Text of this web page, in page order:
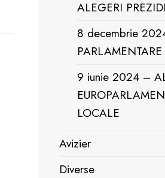
ALEGERI
8 decembrie
PARLAMENTARE
9 iunie 2024 –
LOCALE
Avizier
Diverse